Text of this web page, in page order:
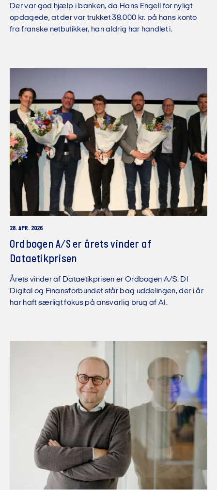
Der var god hjælp i banken, da Hans Engell for nyligt
opdagede, at der var trukket 38.000 kr. på hans konto
fra franske netbutikker, han aldrig har handlet i.
28. APR. 2026
Ordbogen A/S er årets vinder af
Dataetikprisen
Årets vinder af Dataetikprisen er Ordbogen A/S. DI
Digital og Finansforbundet står bag uddelingen, der i år
har haft særligt fokus på ansvarlig brug af AI.